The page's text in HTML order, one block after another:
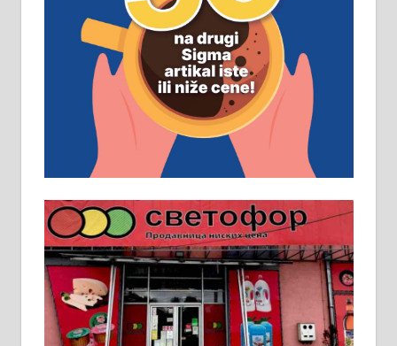
Рудник и флотација Рудник
д.о.о. Рудник запошљава 20
помоћника рудара. Услови:
Основна школа, пожељно радно
искуство на истим и сличним
пословима, али не и неопходан
услов. Обезбеђен смештај,
превоз, исхрана. 032/57-41-122 –
локал 22
Пружам услуге завршних радова
у грађевини, хидроизолације и
молерских радова. 061/25-28-058
Ало таксију потребан возач са Б
категоријом. 064/02-85-511